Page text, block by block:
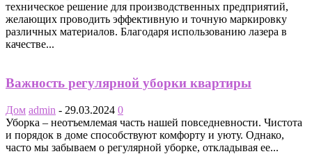
техническое решение для производственных предприятий,
желающих проводить эффективную и точную маркировку
различных материалов. Благодаря использованию лазера в
качестве...
Важность регулярной уборки квартиры
Дом admin - 29.03.2024 0
Уборка – неотъемлемая часть нашей повседневности. Чистота
и порядок в доме способствуют комфорту и уюту. Однако,
часто мы забываем о регулярной уборке, откладывая ее...